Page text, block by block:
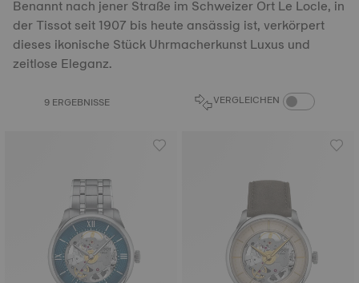
Benannt nach jener Straße im Schweizer Ort Le Locle, in
der Tissot seit 1907 bis heute ansässig ist, verkörpert
dieses ikonische Stück Uhrmacherkunst Luxus und
zeitlose Eleganz.
9 ERGEBNISSE VERGLEICHEN